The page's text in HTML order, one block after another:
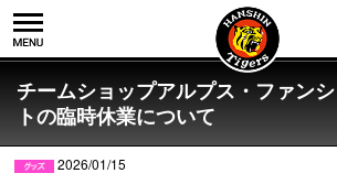
チームショップアルプス・ファン
トの臨時休業について
2026/01/15